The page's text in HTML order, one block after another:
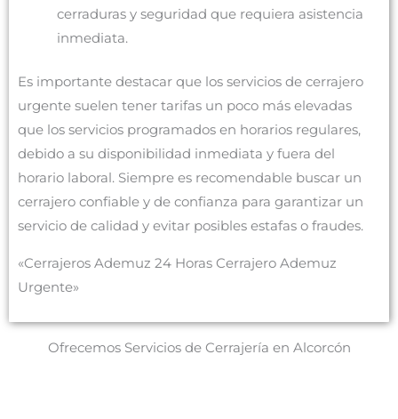
cerraduras y seguridad que requiera asistencia
inmediata.
Es importante destacar que los servicios de cerrajero
urgente suelen tener tarifas un poco más elevadas
que los servicios programados en horarios regulares,
debido a su disponibilidad inmediata y fuera del
horario laboral. Siempre es recomendable buscar un
cerrajero confiable y de confianza para garantizar un
servicio de calidad y evitar posibles estafas o fraudes.
«Cerrajeros Ademuz 24 Horas Cerrajero Ademuz
Urgente»
Ofrecemos Servicios de Cerrajería en Alcorcón